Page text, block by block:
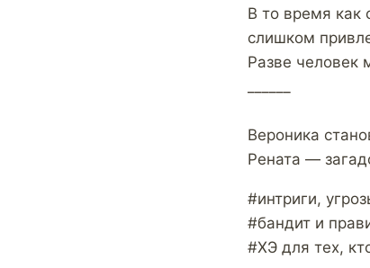
В то время как
слишком
Разве человек
Вероника
Рената —
#интриги,
#бандит и
#ХЭ для тех,